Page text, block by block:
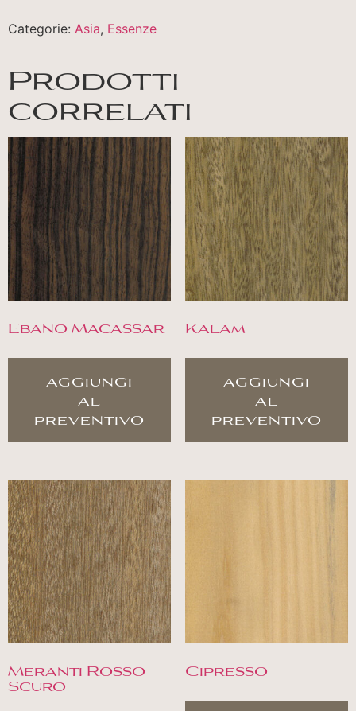
Categorie: Asia, Essenze
Prodotti
correlati
Ebano Macassar
aggiungi
al
preventivo
Kalam
aggiungi
al
preventivo
Meranti Rosso
Scuro
Cipresso